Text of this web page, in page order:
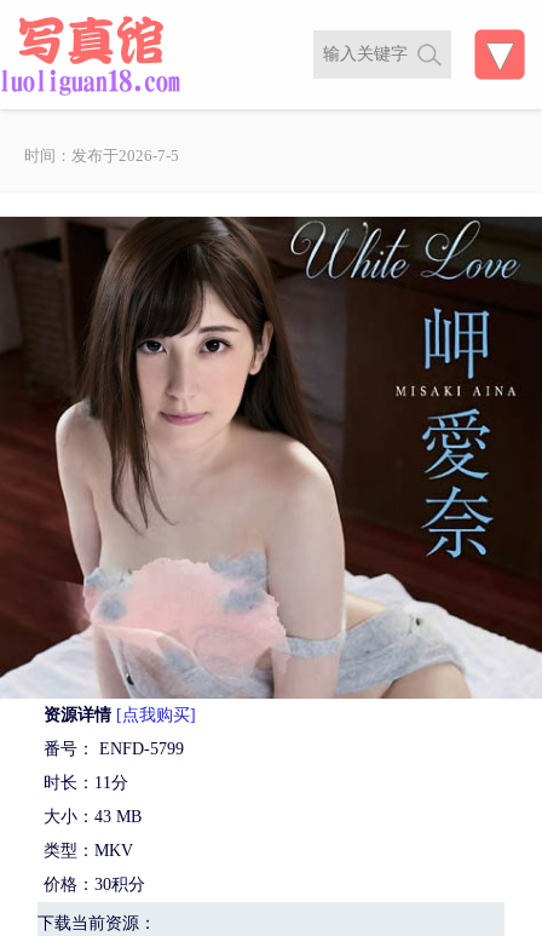
时间：发布于2026-7-5
资源详情 [点我购买]
番号： ENFD-5799
时长：11分
大小：43 MB
类型：MKV
价格：30积分
下载当前资源：